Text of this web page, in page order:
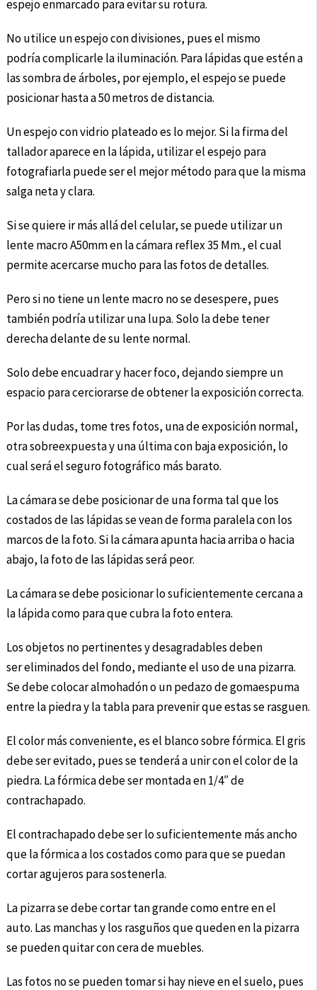
espejo enmarcado para evitar su rotura.
No utilice un espejo con divisiones, pues el mismo
podría complicarle la iluminación. Para lápidas que estén a
las sombra de árboles, por ejemplo, el espejo se puede
posicionar hasta a 50 metros de distancia.
Un espejo con vidrio plateado es lo mejor. Si la firma del
tallador aparece en la lápida, utilizar el espejo para
fotografiarla puede ser el mejor método para que la misma
salga neta y clara.
Si se quiere ir más allá del celular, se puede utilizar un
lente macro A50mm en la cámara reflex 35 Mm., el cual
permite acercarse mucho para las fotos de detalles.
Pero si no tiene un lente macro no se desespere, pues
también podría utilizar una lupa. Solo la debe tener
derecha delante de su lente normal.
Solo debe encuadrar y hacer foco, dejando siempre un
espacio para cerciorarse de obtener la exposición correcta.
Por las dudas, tome tres fotos, una de exposición normal,
otra sobreexpuesta y una última con baja exposición, lo
cual será el seguro fotográfico más barato.
La cámara se debe posicionar de una forma tal que los
costados de las lápidas se vean de forma paralela con los
marcos de la foto. Si la cámara apunta hacia arriba o hacia
abajo, la foto de las lápidas será peor.
La cámara se debe posicionar lo suficientemente cercana a
la lápida como para que cubra la foto entera.
Los objetos no pertinentes y desagradables deben
ser eliminados del fondo, mediante el uso de una pizarra.
Se debe colocar almohadón o un pedazo de gomaespuma
entre la piedra y la tabla para prevenir que estas se rasguen.
El color más conveniente, es el blanco sobre fórmica. El gris
debe ser evitado, pues se tenderá a unir con el color de la
piedra. La fórmica debe ser montada en 1/4″ de
contrachapado.
El contrachapado debe ser lo suficientemente más ancho
que la fórmica a los costados como para que se puedan
cortar agujeros para sostenerla.
La pizarra se debe cortar tan grande como entre en el
auto. Las manchas y los rasguños que queden en la pizarra
se pueden quitar con cera de muebles.
Las fotos no se pueden tomar si hay nieve en el suelo, pues